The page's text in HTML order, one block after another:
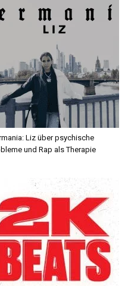
Liz über psychische
und Rap als Therapie